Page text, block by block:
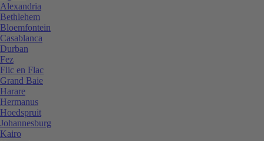
Alexandria
Bethlehem
Bloemfontein
Casablanca
Durban
Fez
Flic en Flac
Grand Baie
Harare
Hermanus
Hoedspruit
Johannesburg
Kairo